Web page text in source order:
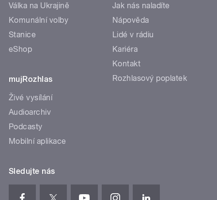
Válka na Ukrajině
Komunální volby
Stanice
eShop
mujRozhlas
Živé vysílání
Audioarchiv
Podcasty
Mobilní aplikace
Jak nás naladíte
Nápověda
Lidé v rádiu
Kariéra
Kontakt
Rozhlasový poplatek
Sledujte nás